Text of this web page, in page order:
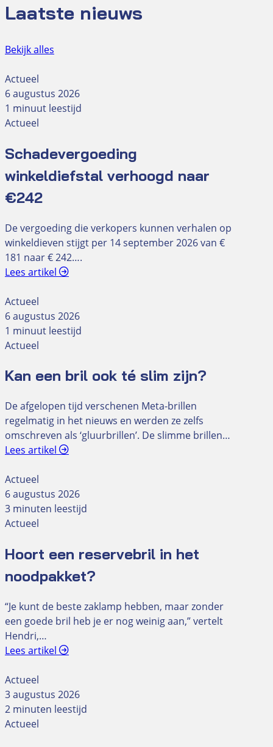
Laatste nieuws
Bekijk alles
Actueel
6 augustus 2026
1 minuut leestijd
Actueel
Schadevergoeding
winkeldiefstal verhoogd naar
€242
De vergoeding die verkopers kunnen verhalen op
winkeldieven stijgt per 14 september 2026 van €
181 naar € 242….
Lees artikel
Actueel
6 augustus 2026
1 minuut leestijd
Actueel
Kan een bril ook té slim zijn?
De afgelopen tijd verschenen Meta-brillen
regelmatig in het nieuws en werden ze zelfs
omschreven als ‘gluurbrillen’. De slimme brillen…
Lees artikel
Actueel
6 augustus 2026
3 minuten leestijd
Actueel
Hoort een reservebril in het
noodpakket?
“Je kunt de beste zaklamp hebben, maar zonder
een goede bril heb je er nog weinig aan,” vertelt
Hendri,…
Lees artikel
Actueel
3 augustus 2026
2 minuten leestijd
Actueel